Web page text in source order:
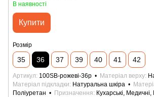
В наявності
Купити
Розмір
35 36 37 39 40 41 42
Артикул 100SB-рожеві-36р Матеріал верху
Матеріал підкладки
Натуральна шкіра
Поліуретан
Призначення
Кухарські,